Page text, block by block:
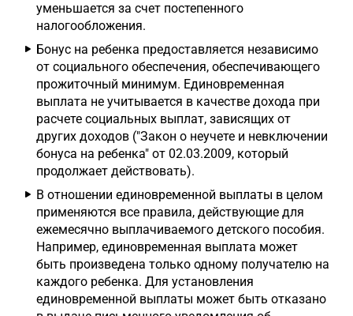
уменьшается за счет постепенного
налогообложения.
Бонус на ребенка предоставляется независимо
от социального обеспечения, обеспечивающего
прожиточный минимум. Единовременная
выплата не учитывается в качестве дохода при
расчете социальных выплат, зависящих от
других доходов ("Закон о неучете и невключении
бонуса на ребенка" от 02.03.2009, который
продолжает действовать).
В отношении единовременной выплаты в целом
применяются все правила, действующие для
ежемесячно выплачиваемого детского пособия.
Например, единовременная выплата может
быть произведена только одному получателю на
каждого ребенка. Для установления
единовременной выплаты может быть отказано